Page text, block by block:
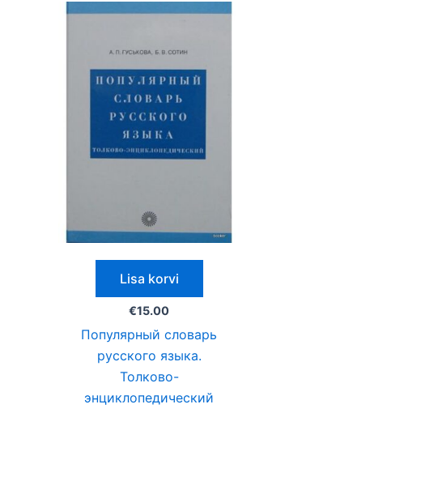
Lisa korvi
€15.00
Популярный словарь
русского языка.
Толково-
энциклопедический